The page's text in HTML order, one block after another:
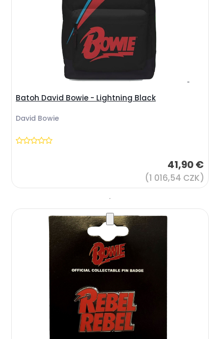
Batoh David Bowie - Lightning Black
David Bowie
41,90 €
(1 016,54 CZK)